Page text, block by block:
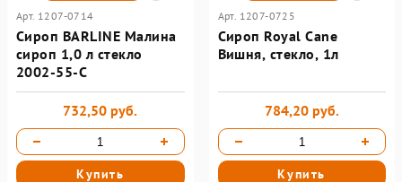
Арт. 1207-0714
Сироп BARLINE Малина
сироп 1,0 л стекло
2002-55-С
732,50 руб.
Купить
Арт. 1207-0725
Сироп Royal Cane
Вишня, стекло, 1л
784,20 руб.
Купить